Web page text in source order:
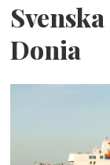
Donia